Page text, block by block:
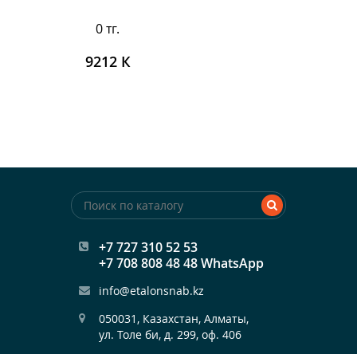
0 тг.
9212 К
+7 727 310 52 53
+7 708 808 48 48 WhatsApp
info@etalonsnab.kz
050031, Казахстан, Алматы,
ул. Толе би, д. 299, оф. 406